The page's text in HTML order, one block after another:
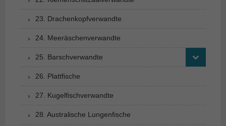
23. Drachenkopfverwandte
24. Meeräschenverwandte
25. Barschverwandte
26. Plattfische
27. Kugelfischverwandte
28. Australische Lungenfische